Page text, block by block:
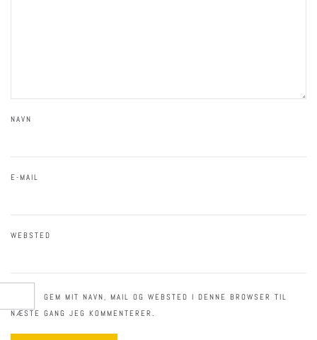
NAVN
E-MAIL
WEBSTED
GEM MIT NAVN, MAIL OG WEBSTED I DENNE BROWSER TIL
NÆSTE GANG JEG KOMMENTERER.